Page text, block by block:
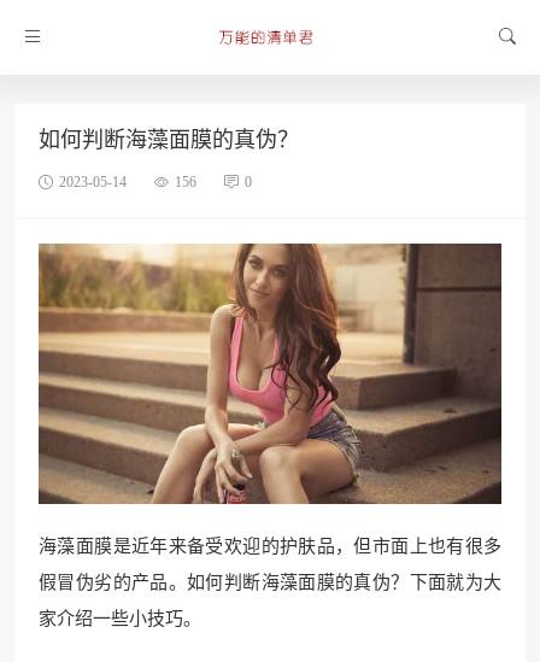
如何判断海藻面膜的真伪？
2023-05-14 156 0
海藻面膜是近年来备受欢迎的护肤品，但市面上也有很多
假冒伪劣的产品。如何判断海藻面膜的真伪？下面就为大
家介绍一些小技巧。